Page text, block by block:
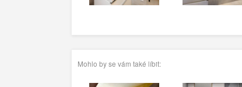
Mohlo by se vám také líbit: